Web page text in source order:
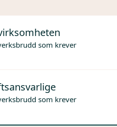
som krever
som krever